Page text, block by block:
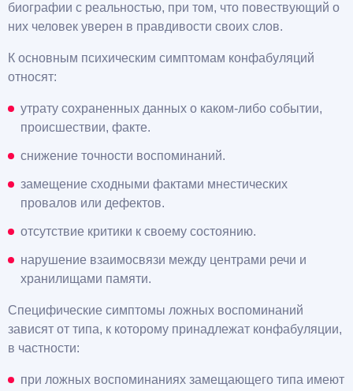
биографии с реальностью, при том, что повествующий о
них человек уверен в правдивости своих слов.
К основным психическим симптомам конфабуляций
относят:
утрату сохраненных данных о каком-либо событии,
происшествии, факте.
снижение точности воспоминаний.
замещение сходными фактами мнестических
провалов или дефектов.
отсутствие критики к своему состоянию.
нарушение взаимосвязи между центрами речи и
хранилищами памяти.
Специфические симптомы ложных воспоминаний
зависят от типа, к которому принадлежат конфабуляции,
в частности:
при ложных воспоминаниях замещающего типа имеют